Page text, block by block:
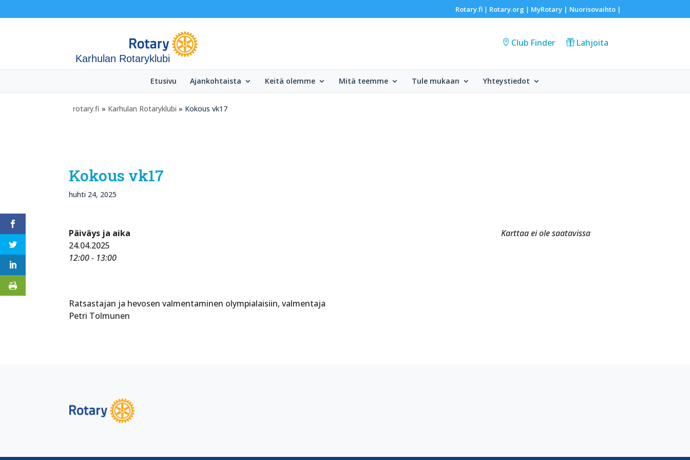
Rotary.fi| Rotary.org | MyRotary | Nuorisovaihto|
Karhulan Rotaryklubi
Club Finder Lahjoita
Etusivu Ajankohtaista Keitä olemme Mitä teemme Tule mukaan Yhteystiedot
rotary.fi » Karhulan Rotaryklubi » Kokous vk17
Kokous vk17
huhti 24, 2025
Karttaa ei ole saatavissa
Päiväys ja aika
24.04.2025
12:00 - 13:00
Ratsastajan ja hevosen valmentaminen olympialaisiin, valmentaja
Petri Tolmunen